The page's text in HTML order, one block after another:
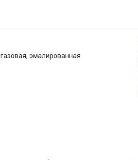
газовая, эмалированная